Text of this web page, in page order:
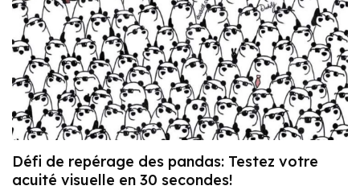
Défi de repérage des pandas: Testez votre
acuité visuelle en 30 secondes!